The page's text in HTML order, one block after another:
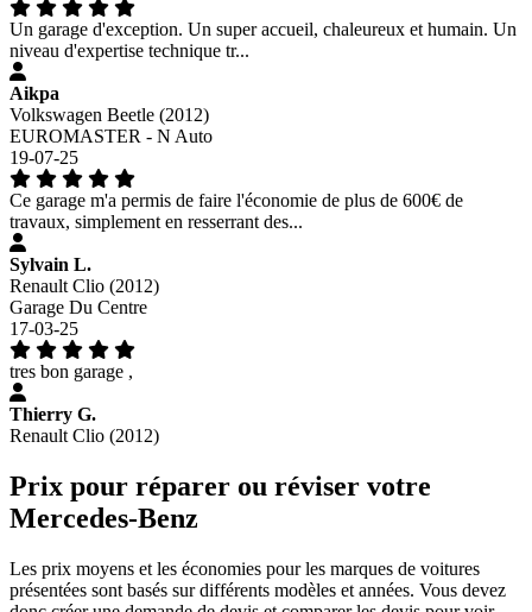
Un garage d'exception. Un super accueil, chaleureux et humain. Un
niveau d'expertise technique tr...
Aikpa
Volkswagen Beetle (2012)
EUROMASTER - N Auto
19-07-25
Ce garage m'a permis de faire l'économie de plus de 600€ de
travaux, simplement en resserrant des...
Sylvain L.
Renault Clio (2012)
Garage Du Centre
17-03-25
tres bon garage ,
Thierry G.
Renault Clio (2012)
Prix pour réparer ou réviser votre
Mercedes-Benz
Les prix moyens et les économies pour les marques de voitures
présentées sont basés sur différents modèles et années. Vous devez